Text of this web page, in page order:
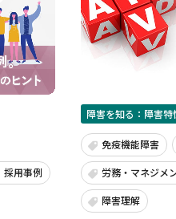
採用事例
障害を知る：障害
免疫機能障害
労務・マネジメ
障害理解